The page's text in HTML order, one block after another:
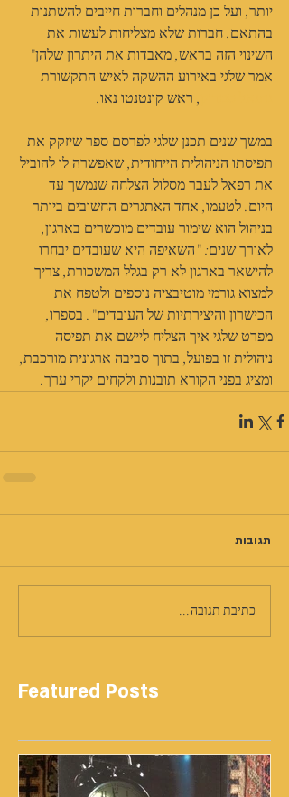
יותר, ועל כן מנהלים וחברות חייבים להשתנות
בהתאם. חברות שלא מצליחות לעשות את
השינוי הזה בראש, מאבדות את היתרון שלהן"
אמר שלגי באירוע ההשקה לאיש התקשורת
, ראש קונטנטו נאו.
במשך שנים תכנן שלגי לפרסם ספר שיזקק את
תפיסתו הניהולית הייחודית, שאפשרה לו להוביל
את רפאל לעבר מסלול הצלחה שנמשך עד
היום. לטעמו, אחד האתגרים החשובים ביותר
בניהול הוא שימור עובדים מוכשרים בארגון,
לאורך שנים: "השאיפה היא שעובדים יבחרו
להישאר בארגון לא רק בגלל המשכורת, צריך
למצוא גורמי מוטיבציה נוספים ולטפח את
הכישרון והיצירתיות של העובדים". בספרו,
מפרט שלגי איך הצליח ליישם את תפיסה
ניהולית זו בפועל, בתוך סביבה ארגונית מורכבת,
ומציג בפני הקורא תובנות ולקחים יקרי ערך.
תגובות
כתיבת תגובה...
Featured Posts